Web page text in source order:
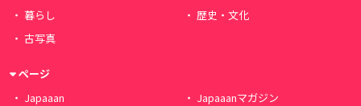
暮らし
歴史・文化
古写真
ページ
Japaaan
Japaaanマガジン